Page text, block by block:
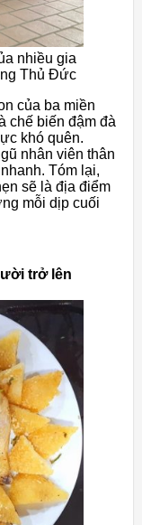
nhiều gia
Thủ Đức
của ba miền
chế biến đậm đà
khó quên.
nhân viên thân
Tóm lại,
sẽ là địa điểm
mỗi dịp cuối
trở lên